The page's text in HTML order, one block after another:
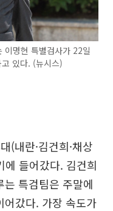
명현 특별검사가 22일
있다. (뉴시스)
(내란·김건희·채상
에 들어갔다. 김건희
특검팀은 주말에
어갔다. 가장 속도가